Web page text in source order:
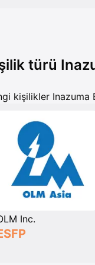
türü
kişilikler Inazuma
Inc.